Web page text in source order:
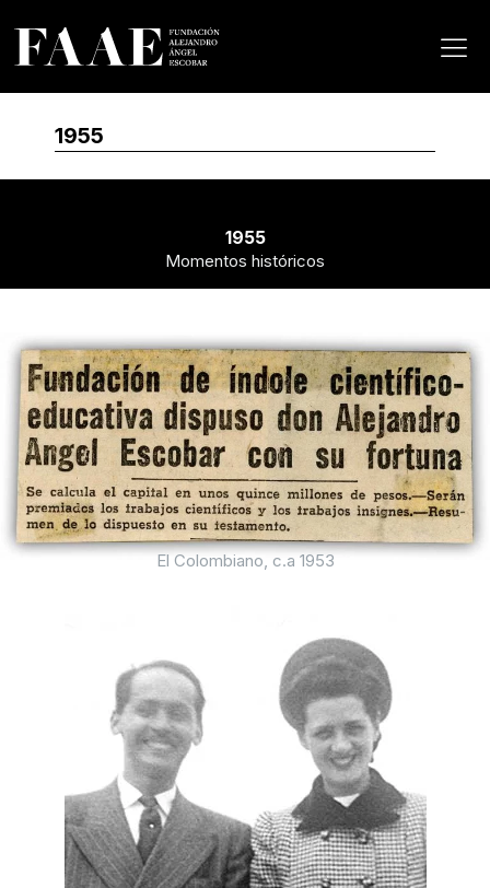
1955
1955
Momentos históricos
El Colombiano, c.a 1953